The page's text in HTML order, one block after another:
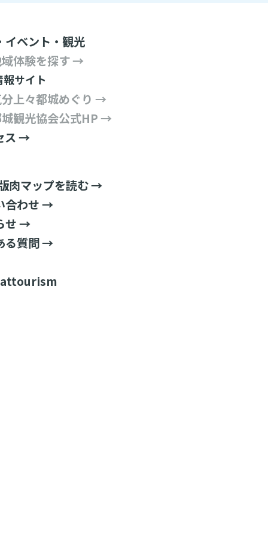
イベント・観光
体験を探す →
サイト
上々都城めぐり →
観光協会公式HP →
ス →
肉マップを読む →
合わせ →
せ →
る質問 →